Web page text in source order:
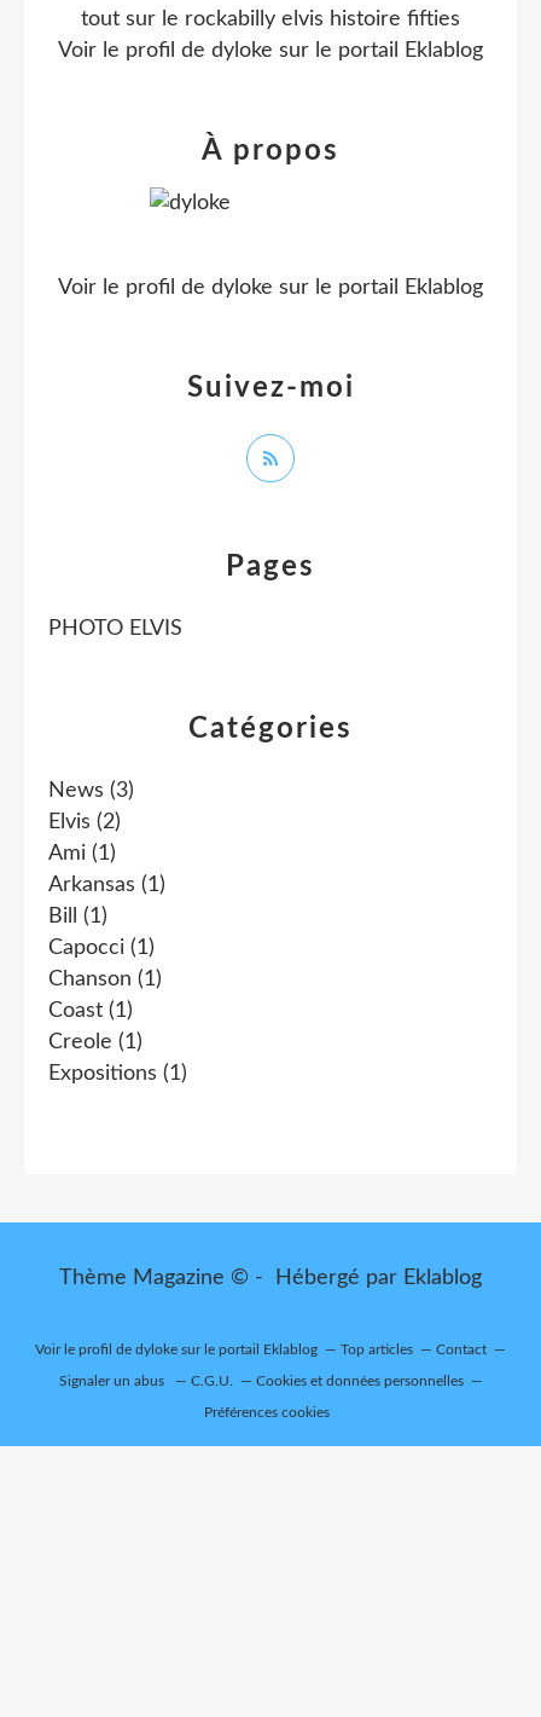
Catégories
News (3)
Elvis (2)
Ami (1)
Arkansas (1)
Bill
(1)
Capocci (1)
Chanson (1)
Coast (1)
Creole (1)
Expositions (1)
Pages
PHOTO ELVIS
tout sur le rockabilly elvis histoire fifties
Voir le profil de dyloke sur le portail Eklablog
Suivez-moi
À propos
Voir le profil de dyloke sur le portail Eklablog
Thème Magazine © - Hébergé par Eklablog
Voir le profil de dyloke sur le portail Eklablog Top articles Contact
Signaler un abus C.G.U. Cookies et données personnelles
Préférences cookies